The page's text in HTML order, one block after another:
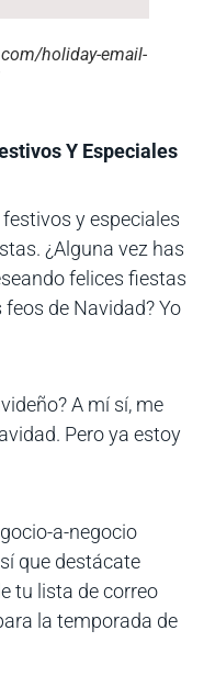
holiday-email-
Y Especiales
y especiales
¿Alguna vez has
felices fiestas
de Navidad? Yo
A mí sí, me
Pero ya estoy
a-negocio
que destácate
tu lista de correo
la temporada de